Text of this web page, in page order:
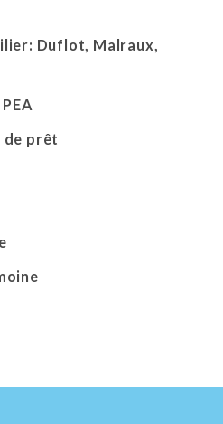
Duflot, Malraux,
de prêt